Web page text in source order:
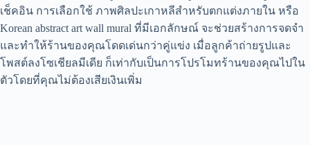
เช็คอิน การเลือกใช้ ภาพศิลปะเกาหลีสำหรับตกแต่งภายใน หรือ
Korean abstract art wall mural ที่มีเอกลักษณ์ จะช่วยสร้างการจดจำ
และทำให้ร้านของคุณโดดเด่นกว่าคู่แข่ง เมื่อลูกค้าถ่ายรูปและ
โพสต์ลงโซเชียลมีเดีย ก็เท่ากับเป็นการโปรโมทร้านของคุณไปใน
ตัวโดยที่คุณไม่ต้องเสียเงินเพิ่ม